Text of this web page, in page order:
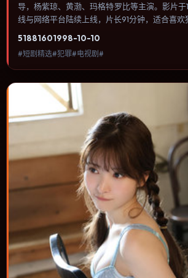
导，杨紫琼、黄渤、玛格特·罗比等主演。影片
线与网络平台陆续上线，片长91分钟，适合喜欢
视听语言统一，可作为休闲观影或类型片补片的
51881601998-10-10
#短剧精选#犯罪#电视剧#